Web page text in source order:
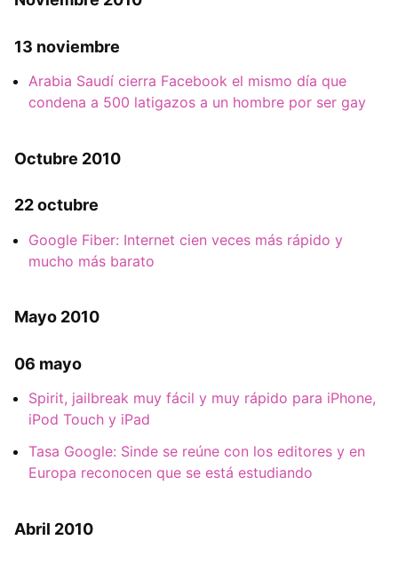
13 noviembre
Arabia Saudí cierra Facebook el mismo día que
condena a 500 latigazos a un hombre por ser gay
Octubre 2010
22 octubre
Google Fiber: Internet cien veces más rápido y
mucho más barato
Mayo 2010
06 mayo
Spirit, jailbreak muy fácil y muy rápido para iPhone,
iPod Touch y iPad
Tasa Google: Sinde se reúne con los editores y en
Europa reconocen que se está estudiando
Abril 2010